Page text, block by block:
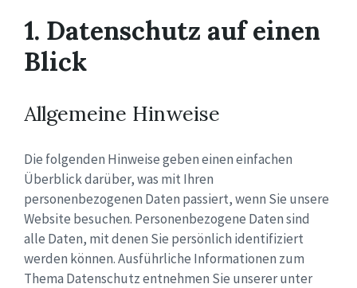
1. Datenschutz auf einen
Blick
Allgemeine Hinweise
Die folgenden Hinweise geben einen einfachen
Überblick darüber, was mit Ihren
personenbezogenen Daten passiert, wenn Sie unsere
Website besuchen. Personenbezogene Daten sind
alle Daten, mit denen Sie persönlich identifiziert
werden können. Ausführliche Informationen zum
Thema Datenschutz entnehmen Sie unserer unter